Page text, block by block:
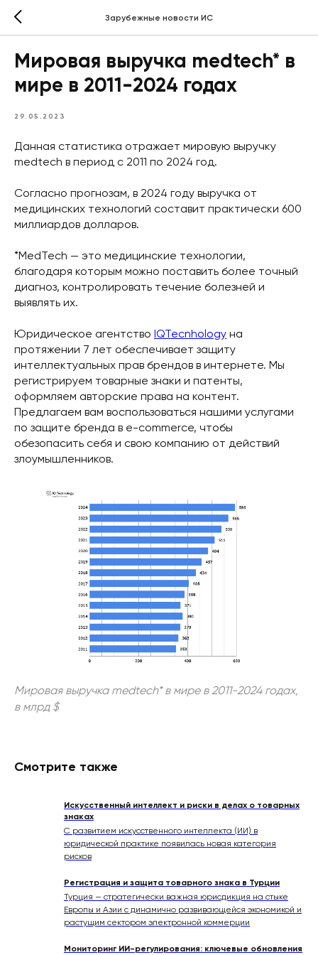
Зарубежные новости ИС
Мировая выручка medtech* в
мире в 2011-2024 годах
29.05.2023
Данная статистика отражает мировую выручку
medtech в период с 2011 по 2024 год.
Согласно прогнозам, в 2024 году выручка от
медицинских технологий составит практически 600
миллиардов долларов.
*MedTech — это медицинские технологии,
благодаря которым можно поставить более точный
диагноз, контролировать течение болезней и
выявлять их.
Юридическое агентство IQTecnhology на
протяжении 7 лет обеспечивает защиту
интеллектуальных прав брендов в интернете. Мы
регистрируем товарные знаки и патенты,
оформляем авторские права на контент.
Предлагаем вам воспользоваться нашими услугами
по защите бренда в e-commerce, чтобы
обезопасить себя и свою компанию от действий
злоумышленников.
Мировая выручка medtech* в мире в 2011-2024 годах,
в млрд $
Смотрите также
Искусственный интеллект и риски в делах о товарных
знаках
С развитием искусственного интеллекта (ИИ) в
юридической практике появилась новая категория
рисков
Регистрация и защита товарного знака в Турции
Турция — стратегически важная юрисдикция на стыке
Европы и Азии с динамично развивающейся экономикой и
растущим сектором электронной коммерции
Мониторинг ИИ-регулирования: ключевые обновления